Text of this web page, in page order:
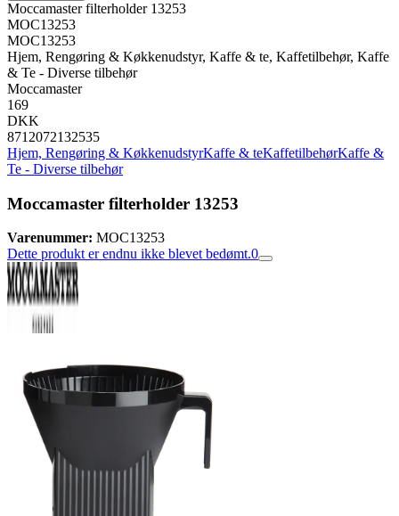
Moccamaster filterholder 13253
MOC13253
MOC13253
Hjem, Rengøring & Køkkenudstyr, Kaffe & te, Kaffetilbehør, Kaffe
& Te - Diverse tilbehør
Moccamaster
169
DKK
8712072132535
Hjem, Rengøring & KøkkenudstyrKaffe & teKaffetilbehørKaffe &
Te - Diverse tilbehør
Moccamaster filterholder 13253
Varenummer: MOC13253
Dette produkt er endnu ikke blevet bedømt.0